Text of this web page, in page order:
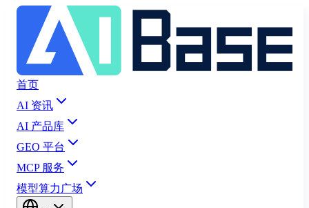
首页
AI 资讯
AI 产品库
GEO 平台
MCP 服务
模型算力广场